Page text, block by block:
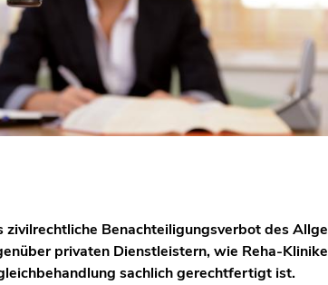
zivilrechtliche Benachteiligungsverbot des
privaten Dienstleistern, wie Reha-
sachlich gerechtfertigt ist.